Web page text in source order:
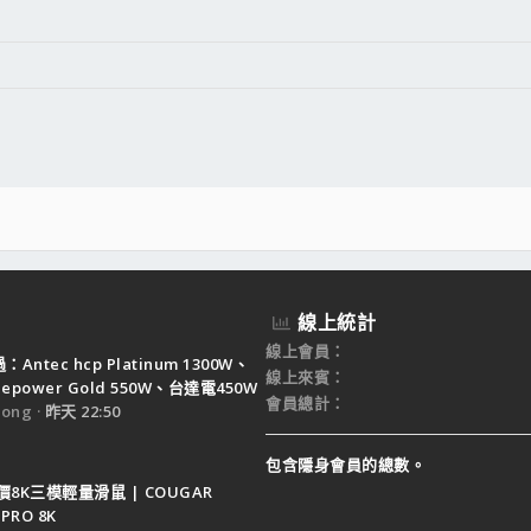
：Antec hcp Platinum 1300W、
Gold 550W、台達電450W
昨天 22:50
8K三模輕量滑鼠 | COUGAR
8K
線上統計
線上會員
線上來賓
會員總計
包含隱身會員的總數。